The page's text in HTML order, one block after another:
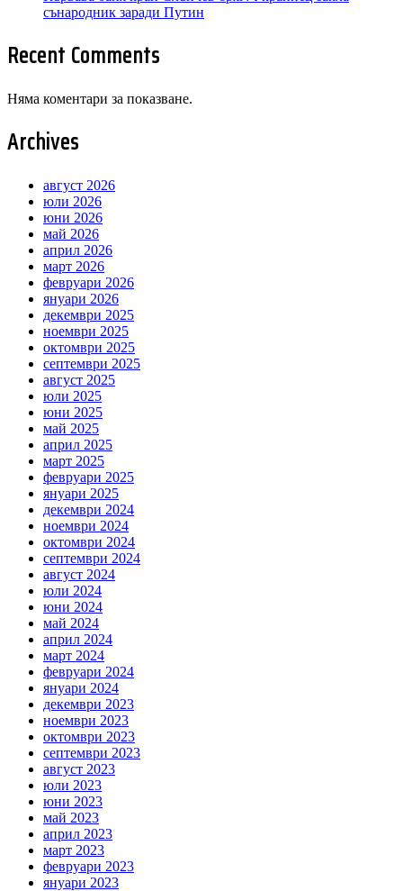
сънародник заради Путин
Recent Comments
Няма коментари за показване.
Archives
август 2026
юли 2026
юни 2026
май 2026
април 2026
март 2026
февруари 2026
януари 2026
декември 2025
ноември 2025
октомври 2025
септември 2025
август 2025
юли 2025
юни 2025
май 2025
април 2025
март 2025
февруари 2025
януари 2025
декември 2024
ноември 2024
октомври 2024
септември 2024
август 2024
юли 2024
юни 2024
май 2024
април 2024
март 2024
февруари 2024
януари 2024
декември 2023
ноември 2023
октомври 2023
септември 2023
август 2023
юли 2023
юни 2023
май 2023
април 2023
март 2023
февруари 2023
януари 2023